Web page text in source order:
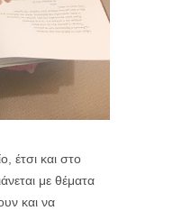
έτσι και στο
με θέματα
και να